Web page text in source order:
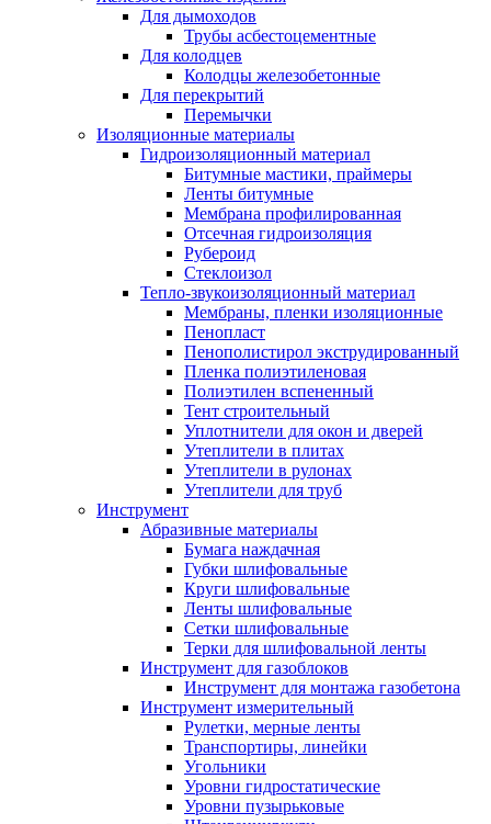
Для дымоходов
Трубы асбестоцементные
Для колодцев
Колодцы железобетонные
Для перекрытий
Перемычки
Изоляционные материалы
Гидроизоляционный материал
Битумные мастики, праймеры
Ленты битумные
Мембрана профилированная
Отсечная гидроизоляция
Рубероид
Стеклоизол
Тепло-звукоизоляционный материал
Мембраны, пленки изоляционные
Пенопласт
Пенополистирол экструдированный
Пленка полиэтиленовая
Полиэтилен вспененный
Тент строительный
Уплотнители для окон и дверей
Утеплители в плитах
Утеплители в рулонах
Утеплители для труб
Инструмент
Абразивные материалы
Бумага наждачная
Губки шлифовальные
Круги шлифовальные
Ленты шлифовальные
Сетки шлифовальные
Терки для шлифовальной ленты
Инструмент для газоблоков
Инструмент для монтажа газобетона
Инструмент измерительный
Рулетки, мерные ленты
Транспортиры, линейки
Угольники
Уровни гидростатические
Уровни пузырьковые